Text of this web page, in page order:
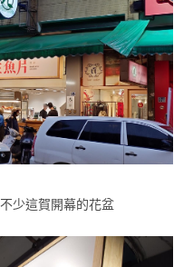
少這賀開幕的花盆